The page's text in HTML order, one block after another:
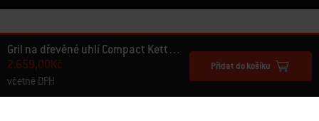
Gril na dřevěné uhlí Compact Kettle 47 cm
2.659,00Kč
včetně DPH
Přidat do košíku